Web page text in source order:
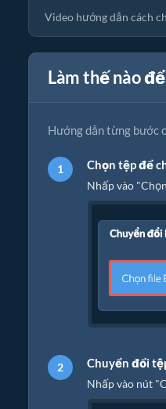
Video hướng dẫn cách
Làm thế nào
Hướng dẫn từng bước
Chọn tệp để
Nhấp vào
Chuyển đổi
Nhấp vào nút